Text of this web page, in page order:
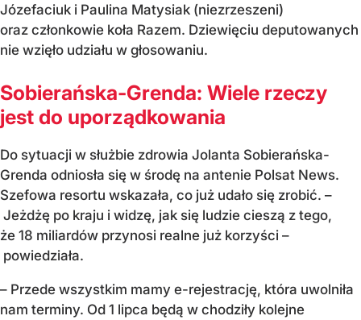
Józefaciuk i Paulina Matysiak (niezrzeszeni)
oraz członkowie koła Razem. Dziewięciu deputowanych
nie wzięło udziału w głosowaniu.
Sobierańska-Grenda: Wiele rzeczy
jest do uporządkowania
Do sytuacji w służbie zdrowia Jolanta Sobierańska-
Grenda odniosła się w środę na antenie Polsat News.
Szefowa resortu wskazała, co już udało się zrobić. –
Jeżdżę po kraju i widzę, jak się ludzie cieszą z tego,
że 18 miliardów przynosi realne już korzyści –
powiedziała.
– Przede wszystkim mamy e-rejestrację, która uwolniła
nam terminy. Od 1 lipca będą w chodziły kolejne